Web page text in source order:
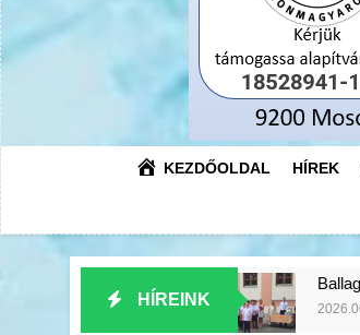
KEZDŐOLDAL HÍREK
HÍREINK
Ballagás 2026.
2026.06.30.